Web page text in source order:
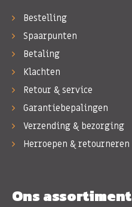
Bestelling
Spaarpunten
Betaling
Klachten
Retour & service
Garantiebepalingen
Verzending & bezorging
Herroepen & retourneren
Ons assortiment